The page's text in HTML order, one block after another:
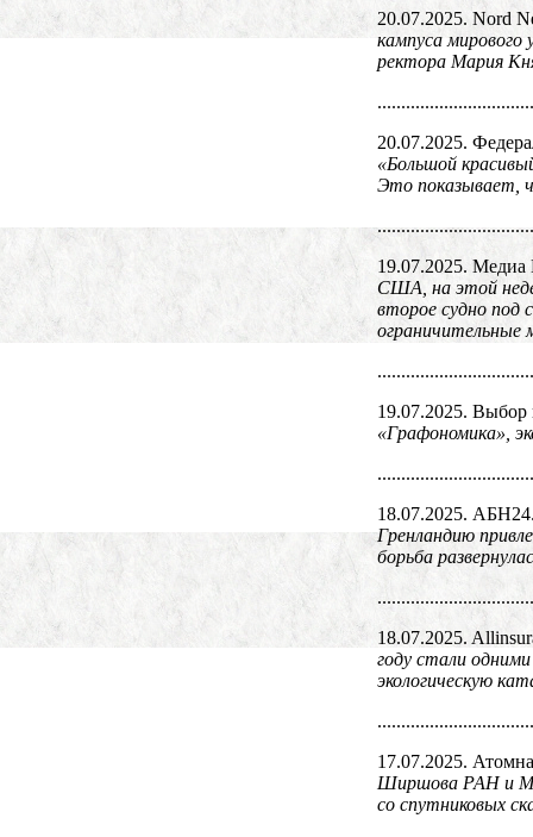
20.07.2025. Nord
кампуса
ректора Мария
20.07.2025.
«Большой
Это показывает,
19.07.2025.
США, на этой
второе судно под
ограничительные
19.07.2025. Выбор
«Графономика»,
18.07.2025.
Гренландию
борьба
18.07.2025.
году стали
экологическую
17.07.2025.
Ширшова РАН и
со спутниковых